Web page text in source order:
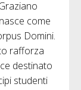
come
Domini.
rafforza
destinato
studenti